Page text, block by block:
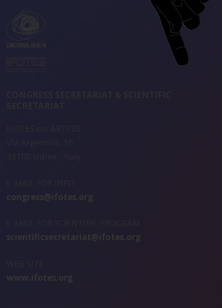
scientificsecretariat@ifotes.org